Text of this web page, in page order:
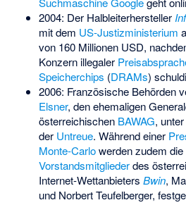
2004: Der Halbleiterhersteller
mit dem US-Justizministerium
von 160 Millionen USD,
Konzern illegaler
Speicherchips (DRAMs)
2006: Französische Behörden
Elsner, den ehemaligen
österreichischen BAWAG,
der Untreue. Während einer
Monte-Carlowerden zudem die
Vorstandsmitgliederdes
Internet-Wettanbieters Bwin,
und Norbert Teufelberger,